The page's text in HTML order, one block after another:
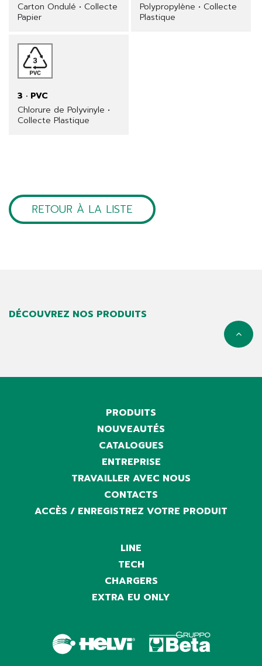
Carton Ondulé • Collecte
Papier
Polypropylène • Collecte
Plastique
3 · PVC
Chlorure de Polyvinyle •
Collecte Plastique
RETOUR À LA LISTE
DÉCOUVREZ NOS PRODUITS
PRODUITS
NOUVEAUTÉS
CATALOGUES
ENTREPRISE
TRAVAILLER AVEC NOUS
CONTACTS
ACCÈS / ENREGISTREZ VOTRE PRODUIT
LINE
TECH
CHARGERS
EXTRA EU ONLY